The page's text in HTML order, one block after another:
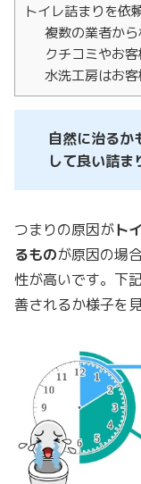
トイレ詰まりを依
複数の業者か
クチコミやお
水洗工房はお
自然に治るか
して良い詰ま
つまりの原因がト
るものが原因の場
性が高いです。下
善されるか様子を